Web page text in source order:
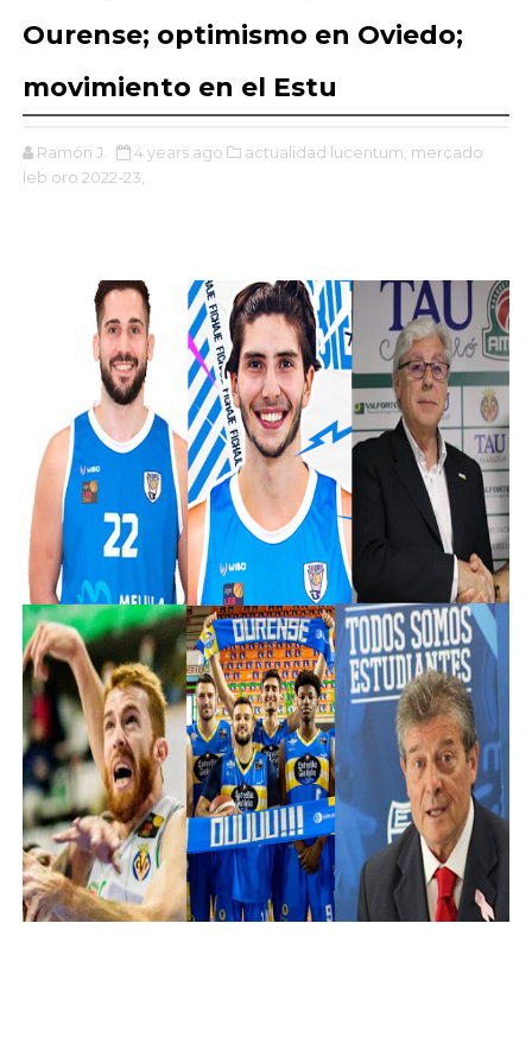
Ourense; optimismo en Oviedo;
movimiento en el Estu
Ramón J. 4 years ago actualidad lucentum, mercado
leb oro 2022-23,